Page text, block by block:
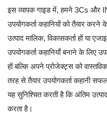
इस व्यापक गाइड में, हमने 3Cs और
उपयोगकर्ता कहानियों को तैयार
उत्पाद मालिक, विकासकर्ता हों या
उपयोगकर्ता कहानियाँ बनाने के
हों बल्कि अपने प्रोजेक्ट्स को
तरह से तैयार उपयोगकर्ता कहानी
यह सुनिश्चित करती है कि अंतिम
करता है।